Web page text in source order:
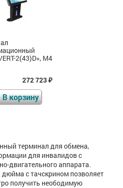
2(43)D», М4
272 723₽
В корзину
терминал для обмена,
для инвалидов с
двигательного аппарата.
с тачскрином позволяет
получить неободимую